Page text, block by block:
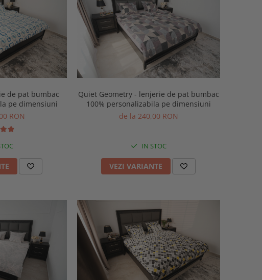
de pat bumbac
pe dimensiuni
RON
Quiet Geometry - lenjerie de pat bumbac
100% personalizabila pe dimensiuni
de la 240,00 RON
IN STOC
VEZI VARIANTE